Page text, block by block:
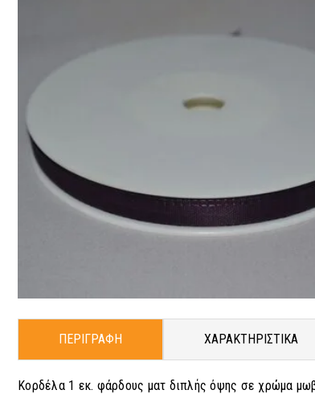
ΠΕΡΙΓΡΑΦΗ ΧΑΡΑΚΤΗΡΙΣΤΙΚΑ
Κορδέλα 1 εκ. φάρδους ματ διπλής όψης σε χρώμα